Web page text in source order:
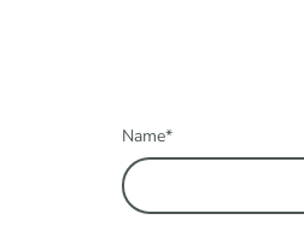
Name*